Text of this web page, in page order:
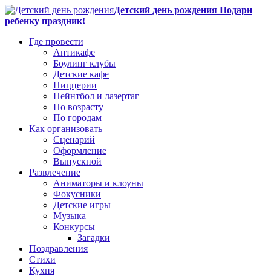
Детский день рождения Подари
ребенку праздник!
Где провести
Антикафе
Боулинг клубы
Детские кафе
Пиццерии
Пейнтбол и лазертаг
По возрасту
По городам
Как организовать
Сценарий
Оформление
Выпускной
Развлечение
Аниматоры и клоуны
Фокусники
Детские игры
Музыка
Конкурсы
Загадки
Поздравления
Стихи
Кухня